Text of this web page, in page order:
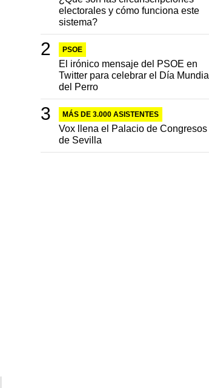
electorales y cómo funciona este
sistema?
PSOE
El irónico mensaje del PSOE en
Twitter para celebrar el Día Mundial
del Perro
MÁS DE 3.000 ASISTENTES
Vox llena el Palacio de Congresos
de Sevilla